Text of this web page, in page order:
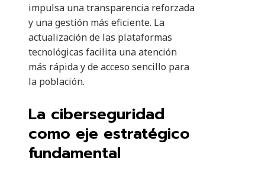
impulsa una transparencia reforzada
y una gestión más eficiente. La
actualización de las plataformas
tecnológicas facilita una atención
más rápida y de acceso sencillo para
la población.
La ciberseguridad
como eje estratégico
fundamental